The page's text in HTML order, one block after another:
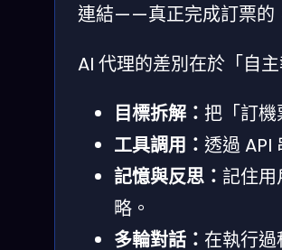
連結——真正完成訂票的
AI 代理的差別在於「自
目標拆解： 把「訂
工具調用： 透過 API
記憶與反思： 記住
略。
多輪對話： 在執行